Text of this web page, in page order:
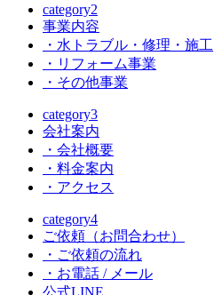
category2
事業内容
・水トラブル・修理・施工
・リフォーム事業
・その他事業
category3
会社案内
・会社概要
・料金案内
・アクセス
category4
ご依頼（お問合わせ）
・ご依頼の流れ
・お電話 / メール